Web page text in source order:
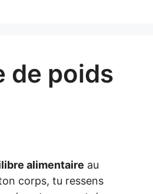
de poids
alimentaire au
corps, tu ressens